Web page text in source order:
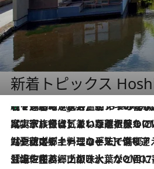
新着トピックス
4 Hours Ago
【トンボの足水浴】ヒノキの香りに包まれて涼感マックス！約13℃の湧水かけ流しを避暑地「星野温泉 トンボの湯」で体験
2026.7.31
【ホテル帰省】という選択肢をOMOが提案。家族とほどよい距離を保つには「昼は実家、夜は気兼ねな
2026.7.24
【夏限定ディナーコース】旬を迎える稚鮎や花ズッキーニなどをイタリア・トスカーナの郷土料理の手法で満喫！
2026.7.17
「土佐和ハーブかき氷」がOMO7高知に登場！生姜、山椒、大葉など目にも舌にも涼を呼ぶ郷土の味